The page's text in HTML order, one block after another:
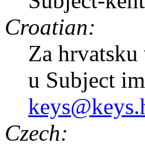
Croatian:
Za
u Subject
Czech: